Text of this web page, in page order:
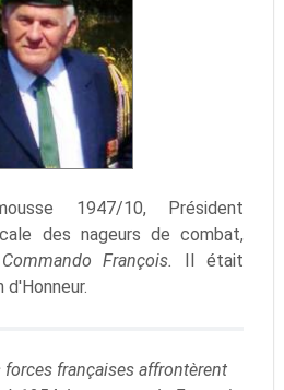
1947/10, Président
des nageurs de combat,
Commando François.
Il était
françaises affrontèrent